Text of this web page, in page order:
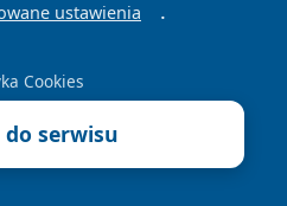
i filozoficznej,
krok po kroku,
na jego
i na to, czym
ustawienia .
Cookies
do serwisu